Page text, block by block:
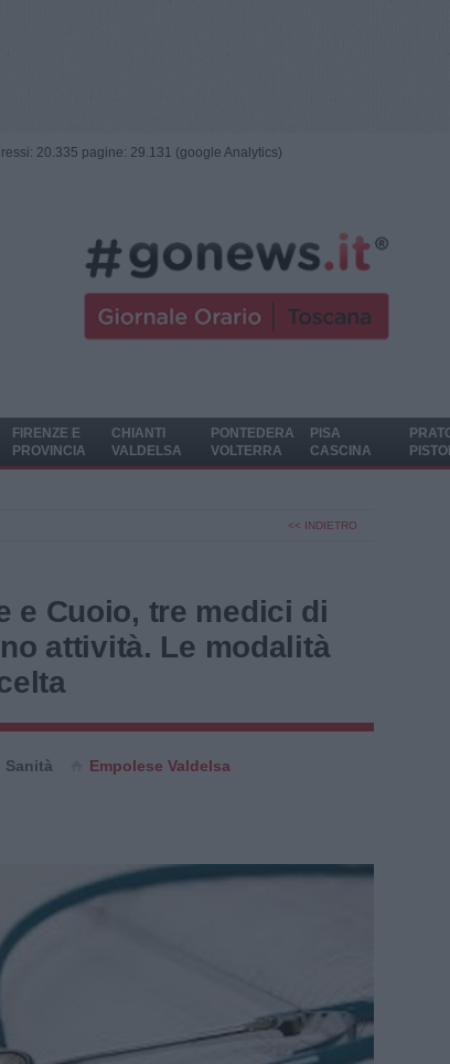
20.335 pagine: 29.131 (google Analytics)
FIRENZE E
PROVINCIA
CHIANTI
VALDELSA
PONTEDERA
VOLTERRA
PISA
CASCINA
<< INDIETRO
e Cuoio, tre medici di
attività. Le modalità
Sanità Empolese Valdelsa